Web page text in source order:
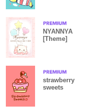
NYANNYA
[Theme]
strawberry
sweets